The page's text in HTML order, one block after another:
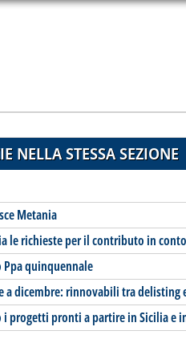
NELLA STESSA SEZIONE
Metania
le richieste per il contributo in
quinquennale
a dicembre: rinnovabili tra delisting
progetti pronti a partire in Sicilia e